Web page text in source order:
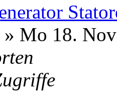
» Mo 18.